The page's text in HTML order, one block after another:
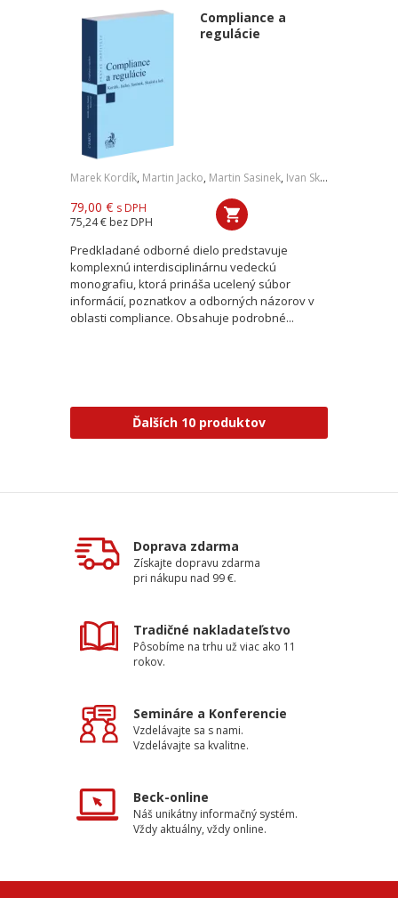
Compliance a
regulácie
Marek Kordík, Martin Jacko, Martin Sasinek, Ivan Skaloš
79,00 € s DPH
75,24 € bez DPH
Predkladané odborné dielo predstavuje
komplexnú interdisciplinárnu vedeckú
monografiu, ktorá prináša ucelený súbor
informácií, poznatkov a odborných názorov v
oblasti compliance. Obsahuje podrobné...
Ďalších 10 produktov
Doprava zdarma
Získajte dopravu zdarma
pri nákupu nad 99 €.
Tradičné nakladateľstvo
Pôsobíme na trhu už viac ako 11
rokov.
Semináre a Konferencie
Vzdelávajte sa s nami.
Vzdelávajte sa kvalitne.
Beck-online
Náš unikátny informačný systém.
Vždy aktuálny, vždy online.